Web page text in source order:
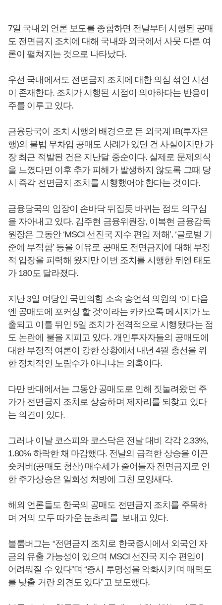
7일 국내외 언론 보도를 종합하면 전날부터 시행된 공매
도 전면금지 조치에 대해 국내와 외국에서 사뭇 다른 여
론이 펼쳐지는 것으로 나타났다.
우선 국내에서도 전면금지 조치에 대한 의심 섞인 시선
이 존재한다. 조치가 시행된 시점이 의아하다는 반응이
주를 이루고 있다.
금융당국이 조치 시행의 배경으로 든 외국계 IB(투자은
행)의 불법 무차입 공매도 사례가 있던 건 사실이지만 가
장 최근 적발된 건은 지난달 중순이다. 실제로 문제의식
을 느꼈다면 이후 추가 피해가 발생하지 않도록 그때 당
시 즉각 전면금지 조치를 시행했어야 한다는 것이다.
금융당국의 입장이 손바닥 뒤집듯 바뀌는 점도 의구심
을 자아내고 있다. 김주현 금융위원장, 이복현 금융감독
원장은 그동안 ‘MSCI 선진국 지수 편입 저해’, ‘글로벌 기
준에 부적합’ 등을 이유로 공매도 전면금지에 대해 부정
적 입장을 피력해 왔지만 이번 조치를 시행한 뒤엔 태도
가 180도 달라졌다.
지난 3일 여당인 국민의힘 소속 송언석 의원의 ‘이 다음
엔 공매도에 포커싱 할 것’이라는 카카오톡 메시지가 노
출되고 이틀 뒤인 5일 조치가 전격적으로 시행됐다는 점
도 논란에 불을 지피고 있다. 개인투자자들의 공매도에
대한 부정적 여론이 강한 상황에서 내년 4월 총선을 위
한 정치적인 노림수가 아니냐는 의혹이다.
다만 반대에서는 그동안 공매도로 인해 짓눌려왔던 주
가가 전면금지 조치로 상승하며 제자리를 되찾고 있다
는 의견이 있다.
그러나 이날 코스피와 코스닥은 전날 대비 각각 2.33%,
1.80% 하락한 채 마감했다. 전날의 급격한 상승을 이끈
숏커버(공매도 청산) 매수세가 줄어들자 전면금지로 인
한 주가상승은 일회성 처방에 그친 모양새다.
해외 언론들도 한국의 공매도 전면금지 조치를 주목하
며 거의 모두 따가운 눈초리를 보내고 있다.
블룸버그는 “전면금지 조치로 한국증시에서 외국인 자
금의 유출 가능성이 있으며 MSCI 선진국 지수 편입이
어려워질 수 있다”며 “증시 투명성을 악화시키며 매력도
를 낮출 거란 의견도 있다”고 보도했다.